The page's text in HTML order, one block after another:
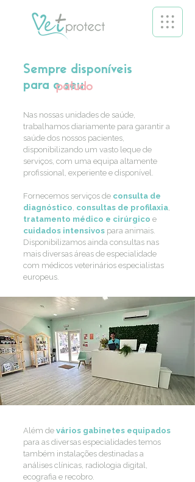
Sempre disponíveis
para o seu
patudo
Nas nossas unidades de saúde,
trabalhamos diariamente para garantir a
saúde dos nossos pacientes,
disponibilizando um vasto leque de
serviços, com uma equipa altamente
profissional, experiente e disponível.
Fornecemos serviços de consulta de
diagnóstico, consultas de profilaxia,
tratamento médico e cirúrgico e
cuidados intensivos para animais.
Disponibilizamos ainda consultas nas
mais diversas áreas de especialidade
com médicos veterinários especialistas
europeus.
Além de vários gabinetes equipados
para as diversas especialidades temos
também instalações destinadas a
análises clínicas, radiologia digital,
ecografia e recobro.